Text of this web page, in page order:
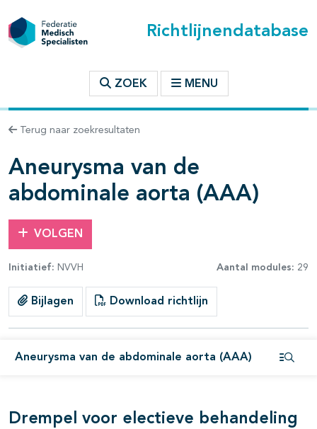
Richtlijnendatabase
ZOEK MENU
Terug naar zoekresultaten
Aneurysma van de
abdominale aorta (AAA)
VOLGEN
Initiatief: NVVH Aantal modules: 29
Bijlagen Download richtlijn
Aneurysma van de abdominale aorta (AAA)
binnen deze richtlijn
open- en dichtklappen
open- en dichtklappen
open- en dichtklappen
Drempel voor electieve behandeling